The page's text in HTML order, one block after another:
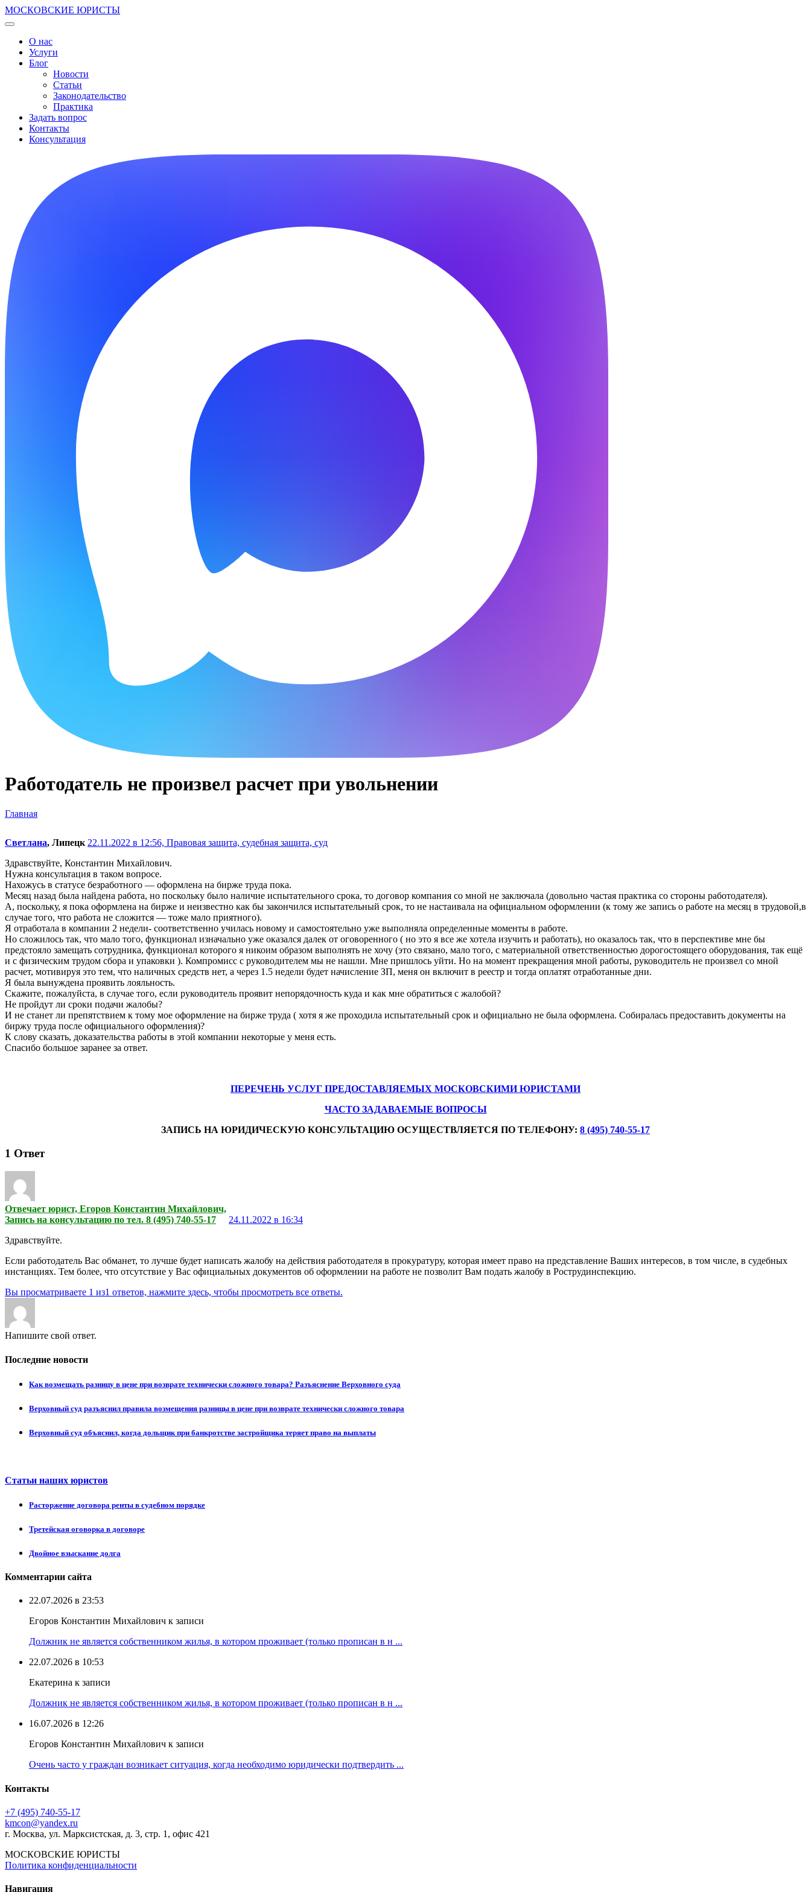
МОСКОВСКИЕ ЮРИСТЫ
О нас
Услуги
Блог
Новости
Статьи
Законодательство
Практика
Задать вопрос
Контакты
Консультация
Работодатель не произвел расчет при увольнении
Главная
Светлана, Липецк 22.11.2022 в 12:56, Правовая защита, судебная защита, суд
Здравствуйте, Константин Михайлович.
Нужна консультация в таком вопросе.
Нахожусь в статусе безработного — оформлена на бирже труда пока.
Месяц назад была найдена работа, но поскольку было наличие испытательного срока, то договор компания со мной не заключала (довольно частая практика со стороны работодателя).
А, поскольку, я пока оформлена на бирже и неизвестно как бы закончился испытательный срок, то не настаивала на официальном оформлении (к тому же запись о работе на месяц в трудовой,в
случае того, что работа не сложится — тоже мало приятного).
Я отработала в компании 2 недели- соответственно училась новому и самостоятельно уже выполняла определенные моменты в работе.
Но сложилось так, что мало того, функционал изначально уже оказался далек от оговоренного ( но это я все же хотела изучить и работать), но оказалось так, что в перспективе мне бы
предстояло замещать сотрудника, функционал которого я никоим образом выполнять не хочу (это связано, мало того, с материальной ответственностью дорогостоящего оборудования, так ещё
и с физическим трудом сбора и упаковки ). Компромисс с руководителем мы не нашли. Мне пришлось уйти. Но на момент прекращения мной работы, руководитель не произвел со мной
расчет, мотивируя это тем, что наличных средств нет, а через 1.5 недели будет начисление ЗП, меня он включит в реестр и тогда оплатят отработанные дни.
Я была вынуждена проявить лояльность.
Скажите, пожалуйста, в случае того, если руководитель проявит непорядочность куда и как мне обратиться с жалобой?
Не пройдут ли сроки подачи жалобы?
И не станет ли препятствием к тому мое оформление на бирже труда ( хотя я же проходила испытательный срок и официально не была оформлена. Собиралась предоставить документы на
биржу труда после официального оформления)?
К слову сказать, доказательства работы в этой компании некоторые у меня есть.
Спасибо большое заранее за ответ.
ПЕРЕЧЕНЬ УСЛУГ ПРЕДОСТАВЛЯЕМЫХ МОСКОВСКИМИ ЮРИСТАМИ
ЧАСТО ЗАДАВАЕМЫЕ ВОПРОСЫ
ЗАПИСЬ НА ЮРИДИЧЕСКУЮ КОНСУЛЬТАЦИЮ ОСУЩЕСТВЛЯЕТСЯ ПО ТЕЛЕФОНУ: 8 (495) 740-55-17
1 Ответ
Отвечает юрист, Егоров Константин Михайлович,
Запись на консультацию по тел. 8 (495) 740-55-17
24.11.2022 в 16:34
Здравствуйте.
Если работодатель Вас обманет, то лучше будет написать жалобу на действия работодателя в прокуратуру, которая имеет право на представление Ваших интересов, в том числе, в судебных
инстанциях. Тем более, что отсутствие у Вас официальных документов об оформлении на работе не позволит Вам подать жалобу в Рострудинспекцию.
Вы просматриваете 1 из1 ответов, нажмите здесь, чтобы просмотреть все ответы.
Напишите свой ответ.
Последние новости
Как возмещать разницу в цене при возврате технически сложного товара? Разъяснение Верховного суда
Верховный суд разъяснил правила возмещения разницы в цене при возврате технически сложного товара
Верховный суд объяснил, когда дольщик при банкротстве застройщика теряет право на выплаты
Статьи наших юристов
Расторжение договора ренты в судебном порядке
Третейская оговорка в договоре
Двойное взыскание долга
Комментарии сайта
22.07.2026 в 23:53
Егоров Константин Михайлович к записи
Должник не является собственником жилья, в котором проживает (только прописан в н ...
22.07.2026 в 10:53
Екатерина к записи
Должник не является собственником жилья, в котором проживает (только прописан в н ...
16.07.2026 в 12:26
Егоров Константин Михайлович к записи
Очень часто у граждан возникает ситуация, когда необходимо юридически подтвердить ...
Контакты
+7 (495) 740‑55‑17
kmcon@yandex.ru
г. Москва, ул. Марксистская, д. 3, стр. 1, офис 421
МОСКОВСКИЕ ЮРИСТЫ
Политика конфиденциальности
Навигация